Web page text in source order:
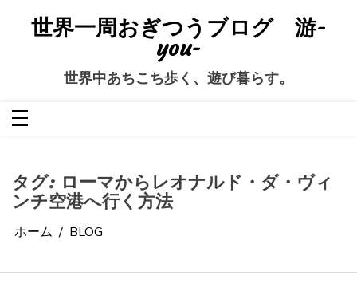
世界一周おぎつうブログ 游-
you-
世界中あちこち歩く、遊び暮らす。
タグ: ローマからレオナルド・ダ・ヴィ
ンチ空港へ行く方法
ホーム BLOG